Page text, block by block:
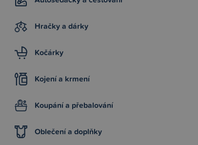
Hračky a dárky
Kočárky
Kojení a krmení
Koupání a přebalování
Oblečení a doplňky